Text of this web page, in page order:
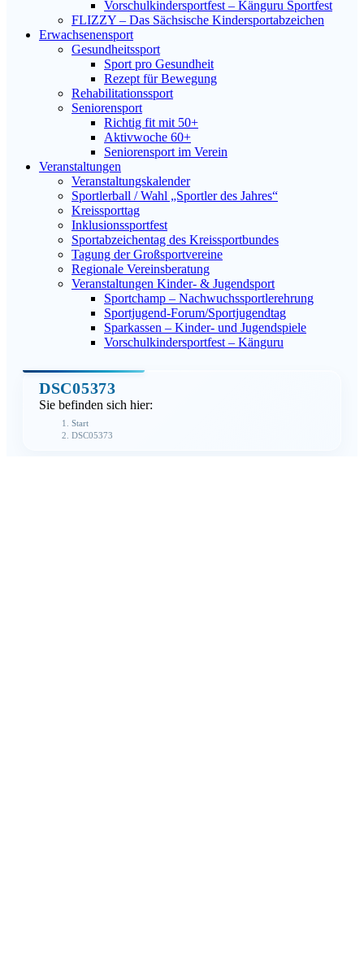
Vorschulkindersportfest – Känguru Sportfest
FLIZZY – Das Sächsische Kindersportabzeichen
Erwachsenensport
Gesundheitssport
Sport pro Gesundheit
Rezept für Bewegung
Rehabilitationssport
Seniorensport
Richtig fit mit 50+
Aktivwoche 60+
Seniorensport im Verein
Veranstaltungen
Veranstaltungskalender
Sportlerball / Wahl „Sportler des Jahres“
Kreissporttag
Inklusionssportfest
Sportabzeichentag des Kreissportbundes
Tagung der Großsportvereine
Regionale Vereinsberatung
Veranstaltungen Kinder- & Jugendsport
Sportchamp – Nach­wuchs­sportler­ehrung
Sportjugend-Forum/Sport­jugend­tag
Sparkassen – Kinder- und Jugendspiele
Vorschulkindersportfest – Känguru
DSC05373
Sie befinden sich hier:
Start
DSC05373